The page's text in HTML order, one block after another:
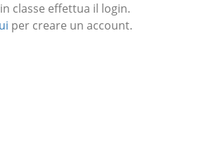
classe effettua il login.
per creare un account.